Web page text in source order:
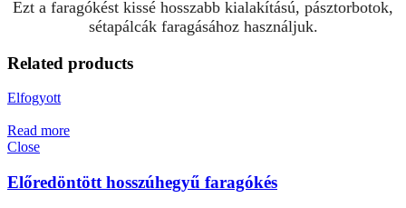
Ezt a faragókést kissé hosszabb kialakítású, pásztorbotok,
sétapálcák faragásához használjuk.
Related products
Elfogyott
Read more
Close
Előredöntött hosszúhegyű faragókés